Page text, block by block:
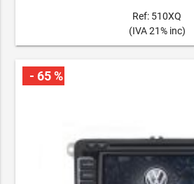
Ref: 510XQ
(IVA 21% inc)
- 65 %